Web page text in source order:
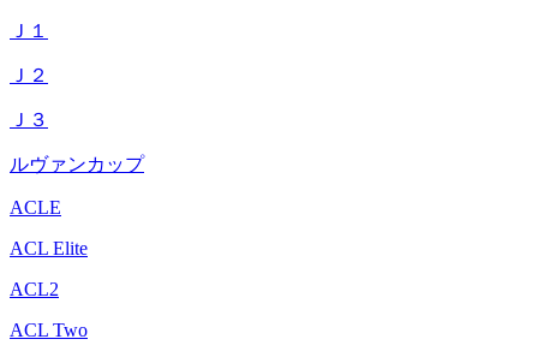
Ｊ１
Ｊ２
Ｊ３
ルヴァンカップ
ACLE
ACL Elite
ACL2
ACL Two